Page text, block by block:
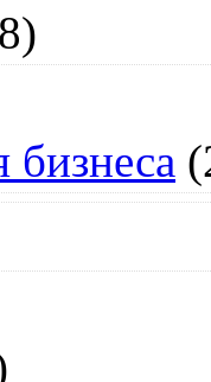
бизнеса